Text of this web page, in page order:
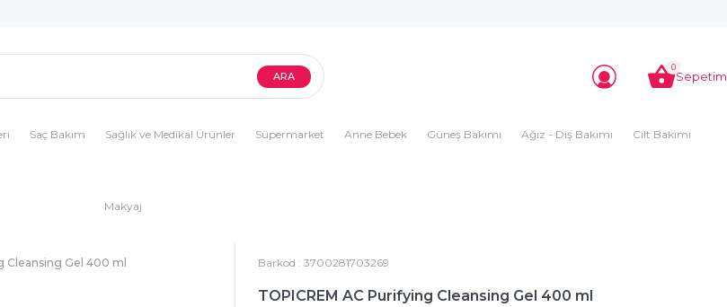
Sepetim
0
Saç Bakım Sağlık ve Medikal Ürünler Süpermarket Anne Bebek Güneş Bakımı Ağız - Diş Bakımı Cilt Bakımı
Makyaj
Cleansing Gel 400 ml Barkod : 3700281703269
TOPICREM AC Purifying Cleansing Gel 400 ml